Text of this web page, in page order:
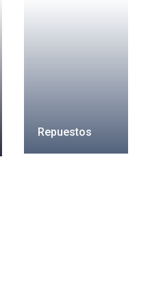
Repuestos